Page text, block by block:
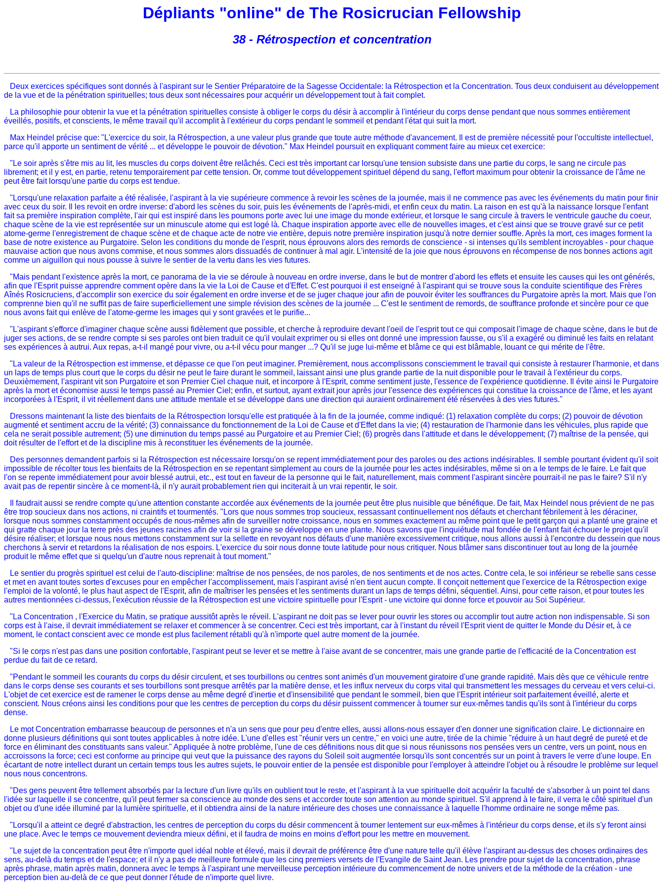
Dépliants "online" de The Rosicrucian Fellowship
38 - Rétrospection et concentration
Deux exercices spécifiques sont donnés à l'aspirant sur le Sentier Préparatoire de la Sagesse Occidentale: la Rétrospection et la Concentration. Tous deux conduisent au développement
de la vue et de la pénétration spirituelles; tous deux sont nécessaires pour acquérir un développement tout à fait complet.
La philosophie pour obtenir la vue et la pénétration spirituelles consiste à obliger le corps du désir à accomplir à l'intérieur du corps dense pendant que nous sommes entièrement
éveillés, positifs, et conscients, le même travail qu'il accomplit à l'extérieur du corps pendant le sommeil et pendant l'état qui suit la mort.
Max Heindel précise que: "L'exercice du soir, la Rétrospection, a une valeur plus grande que toute autre méthode d'avancement. Il est de première nécessité pour l'occultiste intellectuel,
parce qu'il apporte un sentiment de vérité ... et développe le pouvoir de dévotion." Max Heindel poursuit en expliquant comment faire au mieux cet exercice:
"Le soir après s'être mis au lit, les muscles du corps doivent être relâchés. Ceci est très important car lorsqu'une tension subsiste dans une partie du corps, le sang ne circule pas
librement; et il y est, en partie, retenu temporairement par cette tension. Or, comme tout développement spirituel dépend du sang, l'effort maximum pour obtenir la croissance de l'âme ne
peut être fait lorsqu'une partie du corps est tendue.
"Lorsqu'une relaxation parfaite a été réalisée, l'aspirant à la vie supérieure commence à revoir les scènes de la journée, mais il ne commence pas avec les événements du matin pour finir
avec ceux du soir. Il les revoit en ordre inverse: d'abord les scènes du soir, puis les événements de l'après-midi, et enfin ceux du matin. La raison en est qu'à la naissance lorsque l'enfant
fait sa première inspiration complète, l'air qui est inspiré dans les poumons porte avec lui une image du monde extérieur, et lorsque le sang circule à travers le ventricule gauche du coeur,
chaque scène de la vie est représentée sur un minuscule atome qui est logé là. Chaque inspiration apporte avec elle de nouvelles images, et c'est ainsi que se trouve gravé sur ce petit
atome-germe l'enregistrement de chaque scène et de chaque acte de notre vie entière, depuis notre première inspiration jusqu'à notre dernier souffle. Après la mort, ces images forment la
base de notre existence au Purgatoire. Selon les conditions du monde de l'esprit, nous éprouvons alors des remords de conscience - si intenses qu'ils semblent incroyables - pour chaque
mauvaise action que nous avons commise, et nous sommes alors dissuadés de continuer à mal agir. L'intensité de la joie que nous éprouvons en récompense de nos bonnes actions agit
comme un aiguillon qui nous pousse à suivre le sentier de la vertu dans les vies futures.
"Mais pendant l'existence après la mort, ce panorama de la vie se déroule à nouveau en ordre inverse, dans le but de montrer d'abord les effets et ensuite les causes qui les ont générés,
afin que l'Esprit puisse apprendre comment opère dans la vie la Loi de Cause et d'Effet. C'est pourquoi il est enseigné à l'aspirant qui se trouve sous la conduite scientifique des Frères
Aînés Rosicruciens, d'accomplir son exercice du soir également en ordre inverse et de se juger chaque jour afin de pouvoir éviter les souffrances du Purgatoire après la mort. Mais que l'on
comprenne bien qu'il ne suffit pas de faire superficiellement une simple révision des scènes de la journée ... C'est le sentiment de remords, de souffrance profonde et sincère pour ce que
nous avons fait qui enlève de l'atome-germe les images qui y sont gravées et le purifie...
"L'aspirant s'efforce d'imaginer chaque scène aussi fidèlement que possible, et cherche à reproduire devant l'oeil de l'esprit tout ce qui composait l'image de chaque scène, dans le but de
juger ses actions, de se rendre compte si ses paroles ont bien traduit ce qu'il voulait exprimer ou si elles ont donné une impression fausse, ou s'il a exagéré ou diminué les faits en relatant
ses expériences à autrui. Aux repas, a-t-il mangé pour vivre, ou a-t-il vécu pour manger ...? Qu'il se juge lui-même et blâme ce qui est blâmable, louant ce qui mérite de l'être.
"La valeur de la Rétrospection est immense, et dépasse ce que l'on peut imaginer. Premièrement, nous accomplissons consciemment le travail qui consiste à restaurer l'harmonie, et dans
un laps de temps plus court que le corps du désir ne peut le faire durant le sommeil, laissant ainsi une plus grande partie de la nuit disponible pour le travail à l'extérieur du corps.
Deuxièmement, l'aspirant vit son Purgatoire et son Premier Ciel chaque nuit, et incorpore à l'Esprit, comme sentiment juste, l'essence de l'expérience quotidienne. Il évite ainsi le Purgatoire
après la mort et économise aussi le temps passé au Premier Ciel; enfin, et surtout, ayant extrait jour après jour l'essence des expériences qui constitue la croissance de l'âme, et les ayant
incorporées à l'Esprit, il vit réellement dans une attitude mentale et se développe dans une direction qui auraient ordinairement été réservées à des vies futures."
Dressons maintenant la liste des bienfaits de la Rétrospection lorsqu'elle est pratiquée à la fin de la journée, comme indiqué: (1) relaxation complète du corps; (2) pouvoir de dévotion
augmenté et sentiment accru de la vérité; (3) connaissance du fonctionnement de la Loi de Cause et d'Effet dans la vie; (4) restauration de l'harmonie dans les véhicules, plus rapide que
cela ne serait possible autrement; (5) une diminution du temps passé au Purgatoire et au Premier Ciel; (6) progrès dans l'attitude et dans le développement; (7) maîtrise de la pensée, qui
doit résulter de l'effort et de la discipline mis à reconstituer les événements de la journée.
Des personnes demandent parfois si la Rétrospection est nécessaire lorsqu'on se repent immédiatement pour des paroles ou des actions indésirables. Il semble pourtant évident qu'il soit
impossible de récolter tous les bienfaits de la Rétrospection en se repentant simplement au cours de la journée pour les actes indésirables, même si on a le temps de le faire. Le fait que
l'on se repente immédiatement pour avoir blessé autrui, etc., est tout en faveur de la personne qui le fait, naturellement, mais comment l'aspirant sincère pourrait-il ne pas le faire? S'il n'y
avait pas de repentir sincère à ce moment-là, il n'y aurait probablement rien qui inciterait à un vrai repentir, le soir.
Il faudrait aussi se rendre compte qu'une attention constante accordée aux événements de la journée peut être plus nuisible que bénéfique. De fait, Max Heindel nous prévient de ne pas
être trop soucieux dans nos actions, ni craintifs et tourmentés. "Lors que nous sommes trop soucieux, ressassant continuellement nos défauts et cherchant fébrilement à les déraciner,
lorsque nous sommes constamment occupés de nous-mêmes afin de surveiller notre croissance, nous en sommes exactement au même point que le petit garçon qui a planté une graine et
qui gratte chaque jour la terre près des jeunes racines afin de voir si la graine se développe en une plante. Nous savons que l'inquiétude mal fondée de l'enfant fait échouer le projet qu'il
désire réaliser; et lorsque nous nous mettons constamment sur la sellette en revoyant nos défauts d'une manière excessivement critique, nous allons aussi à l'encontre du dessein que nous
cherchons à servir et retardons la réalisation de nos espoirs. L'exercice du soir nous donne toute latitude pour nous critiquer. Nous blâmer sans discontinuer tout au long de la journée
produit le même effet que si quelqu'un d'autre nous reprenait à tout moment."
Le sentier du progrès spirituel est celui de l'auto-discipline: maîtrise de nos pensées, de nos paroles, de nos sentiments et de nos actes. Contre cela, le soi inférieur se rebelle sans cesse
et met en avant toutes sortes d'excuses pour en empêcher l'accomplissement, mais l'aspirant avisé n'en tient aucun compte. Il conçoit nettement que l'exercice de la Rétrospection exige
l'emploi de la volonté, le plus haut aspect de l'Esprit, afin de maîtriser les pensées et les sentiments durant un laps de temps défini, séquentiel. Ainsi, pour cette raison, et pour toutes les
autres mentionnées ci-dessus, l'exécution réussie de la Rétrospection est une victoire spirituelle pour l'Esprit - une victoire qui donne force et pouvoir au Soi Supérieur.
"La Concentration , l'Exercice du Matin, se pratique aussitôt après le réveil. L'aspirant ne doit pas se lever pour ouvrir les stores ou accomplir tout autre action non indispensable. Si son
corps est à l'aise, il devrait immédiatement se relaxer et commencer à se concentrer. Ceci est très important, car à l'instant du réveil l'Esprit vient de quitter le Monde du Désir et, à ce
moment, le contact conscient avec ce monde est plus facilement rétabli qu'à n'importe quel autre moment de la journée.
"Si le corps n'est pas dans une position confortable, l'aspirant peut se lever et se mettre à l'aise avant de se concentrer, mais une grande partie de l'efficacité de la Concentration est
perdue du fait de ce retard.
"Pendant le sommeil les courants du corps du désir circulent, et ses tourbillons ou centres sont animés d'un mouvement giratoire d'une grande rapidité. Mais dès que ce véhicule rentre
dans le corps dense ses courants et ses tourbillons sont presque arrêtés par la matière dense, et les influx nerveux du corps vital qui transmettent les messages du cerveau et vers celui-ci.
L'objet de cet exercice est de ramener le corps dense au même degré d'inertie et d'insensibilité que pendant le sommeil, bien que l'Esprit intérieur soit parfaitement éveillé, alerte et
conscient. Nous créons ainsi les conditions pour que les centres de perception du corps du désir puissent commencer à tourner sur eux-mêmes tandis qu'ils sont à l'intérieur du corps
dense.
Le mot Concentration embarrasse beaucoup de personnes et n'a un sens que pour peu d'entre elles, aussi allons-nous essayer d'en donner une signification claire. Le dictionnaire en
donne plusieurs définitions qui sont toutes applicables à notre idée. L'une d'elles est "réunir vers un centre," en voici une autre, tirée de la chimie "réduire à un haut degré de pureté et de
force en éliminant des constituants sans valeur." Appliquée à notre problème, l'une de ces définitions nous dit que si nous réunissons nos pensées vers un centre, vers un point, nous en
accroissons la force; ceci est conforme au principe qui veut que la puissance des rayons du Soleil soit augmentée lorsqu'ils sont concentrés sur un point à travers le verre d'une loupe. En
écartant de notre intellect durant un certain temps tous les autres sujets, le pouvoir entier de la pensée est disponible pour l'employer à atteindre l'objet ou à résoudre le problème sur lequel
nous nous concentrons.
"Des gens peuvent être tellement absorbés par la lecture d'un livre qu'ils en oublient tout le reste, et l'aspirant à la vue spirituelle doit acquérir la faculté de s'absorber à un point tel dans
l'idée sur laquelle il se concentre, qu'il peut fermer sa conscience au monde des sens et accorder toute son attention au monde spirituel. S'il apprend à le faire, il verra le côté spirituel d'un
objet ou d'une idée illuminé par la lumière spirituelle, et il obtiendra ainsi de la nature intérieure des choses une connaissance à laquelle l'homme ordinaire ne songe même pas.
"Lorsqu'il a atteint ce degré d'abstraction, les centres de perception du corps du désir commencent à tourner lentement sur eux-mêmes à l'intérieur du corps dense, et ils s'y feront ainsi
une place. Avec le temps ce mouvement deviendra mieux défini, et il faudra de moins en moins d'effort pour les mettre en mouvement.
"Le sujet de la concentration peut être n'importe quel idéal noble et élevé, mais il devrait de préférence être d'une nature telle qu'il élève l'aspirant au-dessus des choses ordinaires des
sens, au-delà du temps et de l'espace; et il n'y a pas de meilleure formule que les cinq premiers versets de l'Evangile de Saint Jean. Les prendre pour sujet de la concentration, phrase
après phrase, matin après matin, donnera avec le temps à l'aspirant une merveilleuse perception intérieure du commencement de notre univers et de la méthode de la création - une
perception bien au-delà de ce que peut donner l'étude de n'importe quel livre.